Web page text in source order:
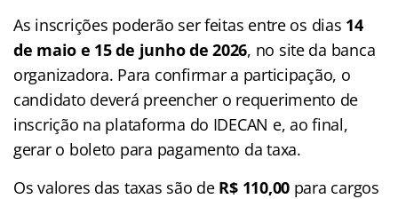
As inscrições poderão ser feitas entre os dias 14
de maio e 15 de junho de 2026, no site da banca
organizadora. Para confirmar a participação, o
candidato deverá preencher o requerimento de
inscrição na plataforma do IDECAN e, ao final,
gerar o boleto para pagamento da taxa.
Os valores das taxas são de R$ 110,00 para cargos